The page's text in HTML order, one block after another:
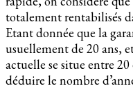
totalement rentabilisés
Etant donnée que la
usuellement de 20 ans,
actuelle se situe entre 20
déduire le nombre